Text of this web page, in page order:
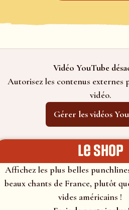
Vidéo YouTube
Autorisez les contenus externes
vidéo.
Gérer les vidéos
le shop
Affichez les plus belles
beaux chants de France, plutôt
vides américains !